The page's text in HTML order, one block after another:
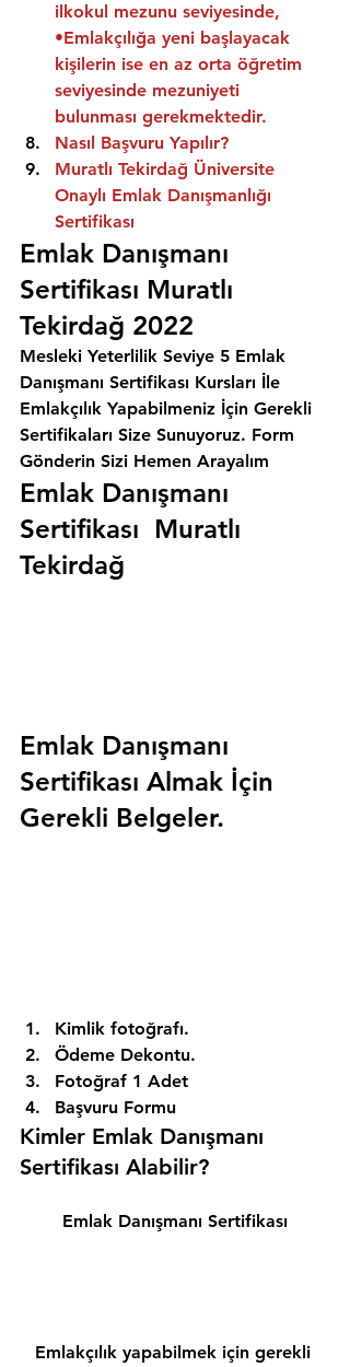
ilkokul mezunu seviyesinde,
•Emlakçılığa yeni başlayacak
kişilerin ise en az orta öğretim
seviyesinde mezuniyeti
bulunması gerekmektedir.
Nasıl Başvuru Yapılır?
Muratlı Tekirdağ Üniversite
Onaylı Emlak Danışmanlığı
Sertifikası
Emlak Danışmanı
Sertifikası Muratlı
Tekirdağ 2022
Mesleki Yeterlilik Seviye 5 Emlak
Danışmanı Sertifikası Kursları İle
Emlakçılık Yapabilmeniz İçin Gerekli
Sertifikaları Size Sunuyoruz. Form
Gönderin Sizi Hemen Arayalım
Emlak Danışmanı
Sertifikası  Muratlı
Tekirdağ
Emlak Danışmanı
Sertifikası Almak İçin
Gerekli Belgeler.
Kimlik fotoğrafı.
Ödeme Dekontu.
Fotoğraf 1 Adet
Başvuru Formu
Kimler Emlak Danışmanı
Sertifikası Alabilir?
Emlak Danışmanı Sertifikası
Emlakçılık yapabilmek için gerekli